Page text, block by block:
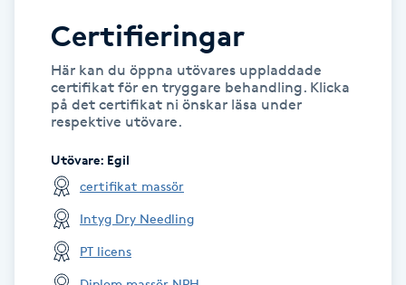
Manikyr & Pedikyr
Massage
Medial vägledning
Medicinsk massage
Certifieringar
Här kan du öppna utövares uppladdade
certifikat för en tryggare behandling. Klicka
på det certifikat ni önskar läsa under
respektive utövare.
Utövare: Egil
certifikat massör
Intyg Dry Needling
PT licens